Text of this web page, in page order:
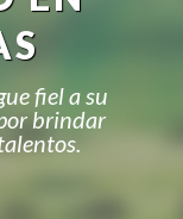
fiel a su
brindar